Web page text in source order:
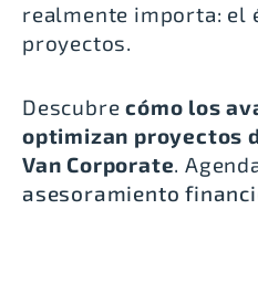
realmente importa: el
proyectos.
Descubrecómo los
optimizan proyectos
Van Corporate.
asesoramiento